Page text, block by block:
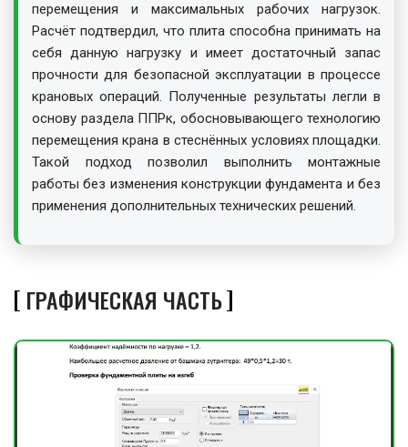
перемещения и максимальных рабочих нагрузок.
Расчёт подтвердил, что плита способна принимать на
себя данную нагрузку и имеет достаточный запас
прочности для безопасной эксплуатации в процессе
крановых операций. Полученные результаты легли в
основу раздела ППРк, обосновывающего технологию
перемещения крана в стеснённых условиях площадки.
Такой подход позволил выполнить монтажные
работы без изменения конструкции фундамента и без
применения дополнительных технических решений.
ГРАФИЧЕСКАЯ ЧАСТЬ